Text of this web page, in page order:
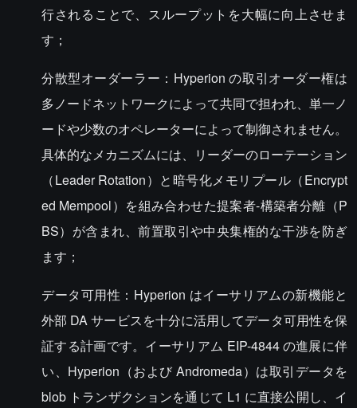
行されることで、スループットを大幅に向上させま
す；
分散型オーダーラー：Hyperion の取引オーダー権は
多ノードネットワークによって共同で担われ、単一ノ
ードや少数のオペレーターによって制御されません。
具体的なメカニズムには、リーダーのローテーション
（Leader Rotation）と暗号化メモリプール（Encrypt
ed Mempool）を組み合わせた提案者-構築者分離（P
BS）が含まれ、前置取引や中央集権的な干渉を防ぎ
ます；
データ可用性：Hyperion はイーサリアムの新機能と
外部 DA サービスを十分に活用してデータ可用性を保
証する計画です。イーサリアム EIP-4844 の進展に伴
い、Hyperion（および Andromeda）は取引データを
blob トランザクションを通じて L1 に直接公開し、イ